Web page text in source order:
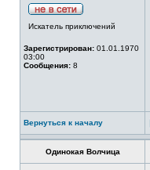
Искатель приключений
Зарегистрирован: 01.01.1970
03:00
Сообщения: 8
Вернуться к началу
Одинокая Волчица